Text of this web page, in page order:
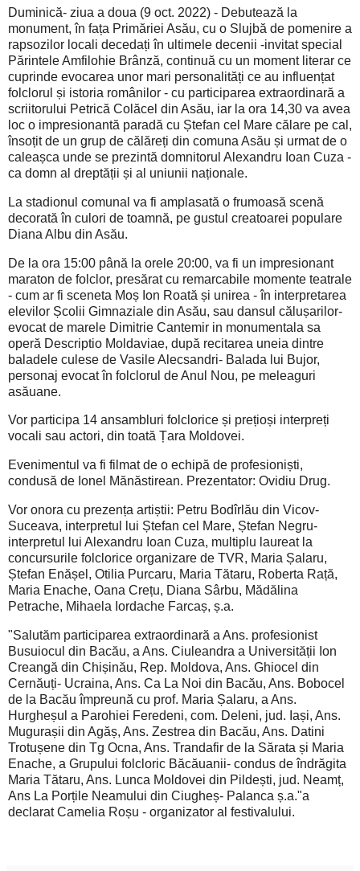
Duminică- ziua a doua (9 oct. 2022) - Debutează la
monument, în fața Primăriei Asău, cu o Slujbă de pomenire a
rapsozilor locali decedați în ultimele decenii -invitat special
Părintele Amfilohie Brânză, continuă cu un moment literar ce
cuprinde evocarea unor mari personalități ce au influențat
folclorul și istoria românilor - cu participarea extraordinară a
scriitorului Petrică Colăcel din Asău, iar la ora 14,30 va avea
loc o impresionantă paradă cu Ștefan cel Mare călare pe cal,
însoțit de un grup de călăreți din comuna Asău și urmat de o
caleașca unde se prezintă domnitorul Alexandru Ioan Cuza -
ca domn al dreptății și al uniunii naționale.
La stadionul comunal va fi amplasată o frumoasă scenă
decorată în culori de toamnă, pe gustul creatoarei populare
Diana Albu din Asău.
De la ora 15:00 până la orele 20:00, va fi un impresionant
maraton de folclor, presărat cu remarcabile momente teatrale
- cum ar fi sceneta Moș Ion Roată și unirea - în interpretarea
elevilor Școlii Gimnaziale din Asău, sau dansul călușarilor-
evocat de marele Dimitrie Cantemir in monumentala sa
operă Descriptio Moldaviae, după recitarea uneia dintre
baladele culese de Vasile Alecsandri- Balada lui Bujor,
personaj evocat în folclorul de Anul Nou, pe meleaguri
asăuane.
Vor participa 14 ansambluri folclorice și prețioși interpreți
vocali sau actori, din toată Țara Moldovei.
Evenimentul va fi filmat de o echipă de profesioniști,
condusă de Ionel Mănăstirean. Prezentator: Ovidiu Drug.
Vor onora cu prezența artiștii: Petru Bodîrlău din Vicov-
Suceava, interpretul lui Ștefan cel Mare, Ștefan Negru-
interpretul lui Alexandru Ioan Cuza, multiplu laureat la
concursurile folclorice organizare de TVR, Maria Șalaru,
Ștefan Enășel, Otilia Purcaru, Maria Tătaru, Roberta Rață,
Maria Enache, Oana Crețu, Diana Sârbu, Mădălina
Petrache, Mihaela Iordache Farcaș, ș.a.
"Salutăm participarea extraordinară a Ans. profesionist
Busuiocul din Bacău, a Ans. Ciuleandra a Universității Ion
Creangă din Chișinău, Rep. Moldova, Ans. Ghiocel din
Cernăuți- Ucraina, Ans. Ca La Noi din Bacău, Ans. Bobocel
de la Bacău împreună cu prof. Maria Șalaru, a Ans.
Hurgheșul a Parohiei Feredeni, com. Deleni, jud. Iași, Ans.
Mugurașii din Agăș, Ans. Zestrea din Bacău, Ans. Datini
Trotușene din Tg Ocna, Ans. Trandafir de la Sărata și Maria
Enache, a Grupului folcloric Băcăuanii- condus de îndrăgita
Maria Tătaru, Ans. Lunca Moldovei din Pildești, jud. Neamț,
Ans La Porțile Neamului din Ciugheș- Palanca ș.a."a
declarat Camelia Roșu - organizator al festivalului.